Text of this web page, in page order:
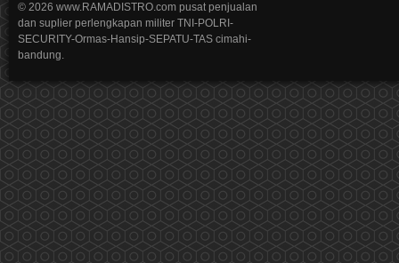
© 2026 www.RAMADISTRO.com pusat penjualan
dan suplier perlengkapan militer TNI-POLRI-
SECURITY-Ormas-Hansip-SEPATU-TAS cimahi-
bandung.